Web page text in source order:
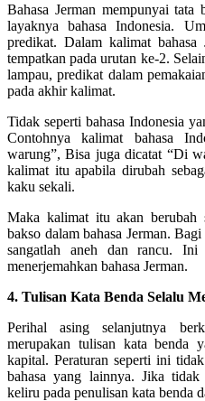
Bahasa Jerman mempunyai
layaknya bahasa Indonesia.
predikat. Dalam kalimat
tempatkan pada urutan ke-2.
lampau, predikat dalam
pada akhir kalimat.
Tidak seperti bahasa Indonesia
Contohnya kalimat bahasa
warung”, Bisa juga dicatat “Di
kalimat itu apabila dirubah
kaku sekali.
Maka kalimat itu akan berubah
bakso dalam bahasa Jerman.
sangatlah aneh dan rancu. Ini
menerjemahkan bahasa Jerman.
4. Tulisan Kata Benda Selalu
Perihal asing selanjutnya
merupakan tulisan kata benda
kapital. Peraturan seperti ini
bahasa yang lainnya. Jika
keliru pada penulisan kata benda